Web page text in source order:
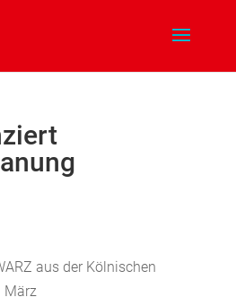
aus der Kölnischen
März